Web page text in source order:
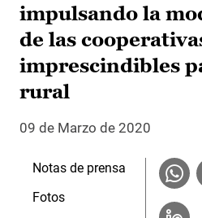
impulsando la
de las
imprescindibles
rural
09 de Marzo de 2020
Notas de prensa
Fotos